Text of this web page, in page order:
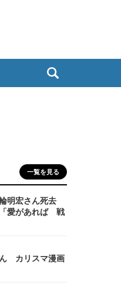
一覧を見る
明宏さん死去
愛があれば 戦
カリスマ漫画